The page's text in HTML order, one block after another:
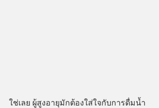
ใช่เลย ผู้สูงอายุมักต้องใส่ใจกับการดื่มน้ำ